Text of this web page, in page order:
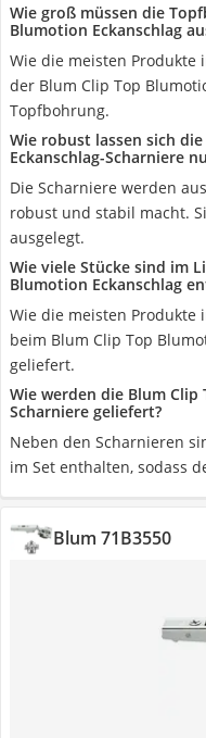
Wie groß müssen die
Blumotion Eckanschlag
Wie die meisten Produkte
der Blum Clip Top
Topfbohrung.
Wie robust lassen sich
Eckanschlag-Scharniere
Die Scharniere werden
robust und stabil macht.
ausgelegt.
Wie viele Stücke sind im
Blumotion Eckanschlag
Wie die meisten Produkte
beim Blum Clip Top
geliefert.
Wie werden die Blum Clip
Scharniere geliefert?
Neben den Scharnieren
im Set enthalten, sodass
Blum 71B3550